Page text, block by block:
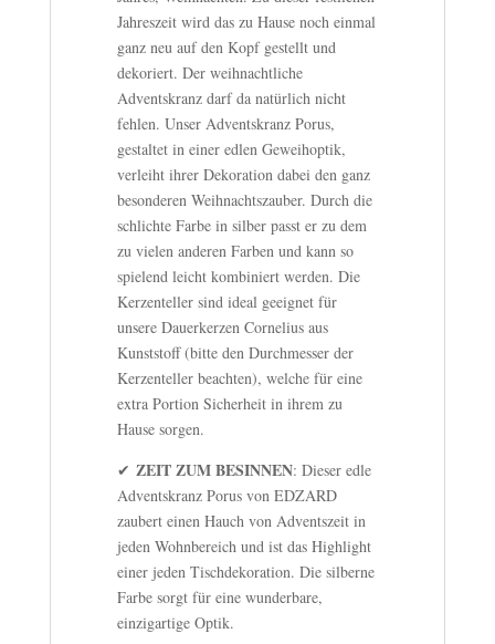
Jahreszeit wird das zu Hause noch einmal
ganz neu auf den Kopf gestellt und
dekoriert. Der weihnachtliche
Adventskranz darf da natürlich nicht
fehlen. Unser Adventskranz Porus,
gestaltet in einer edlen Geweihoptik,
verleiht ihrer Dekoration dabei den ganz
besonderen Weihnachtszauber. Durch die
schlichte Farbe in silber passt er zu dem
zu vielen anderen Farben und kann so
spielend leicht kombiniert werden. Die
Kerzenteller sind ideal geeignet für
unsere Dauerkerzen Cornelius aus
Kunststoff (bitte den Durchmesser der
Kerzenteller beachten), welche für eine
extra Portion Sicherheit in ihrem zu
Hause sorgen.
✔ ZEIT ZUM BESINNEN: Dieser edle
Adventskranz Porus von EDZARD
zaubert einen Hauch von Adventszeit in
jeden Wohnbereich und ist das Highlight
einer jeden Tischdekoration. Die silberne
Farbe sorgt für eine wunderbare,
einzigartige Optik.